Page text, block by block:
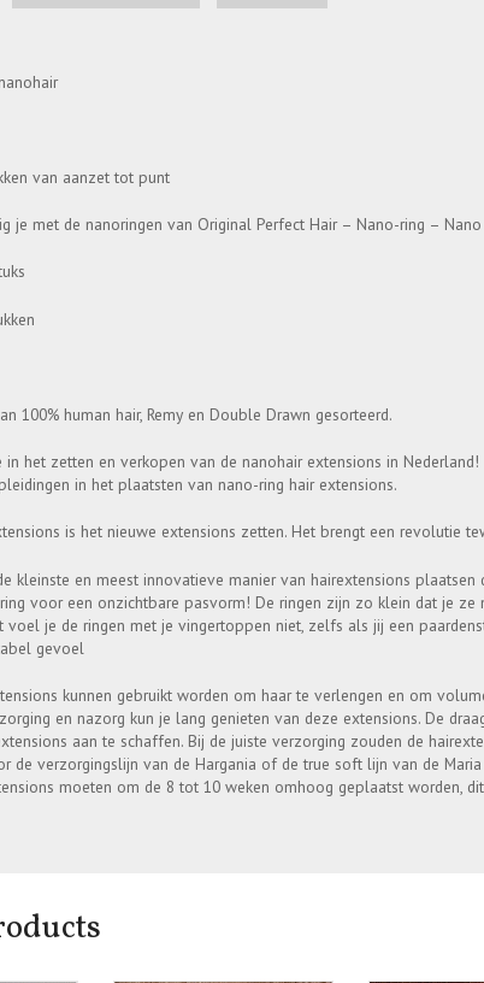
van aanzet tot punt
je met de nanoringen van Original Perfect Hair – Nano-ring – Nano
100% human hair, Remy en Double Drawn gesorteerd.
in het zetten en verkopen van de nanohair extensions in Nederland!
in het plaatsten van nano-ring hair extensions.
is het nieuwe extensions zetten. Het brengt een revolutie
kleinste en meest innovatieve manier van hairextensions plaatsen
voor een onzichtbare pasvorm! De ringen zijn zo klein dat je
voel je de ringen met je vingertoppen niet, zelfs als jij een
gevoel
kunnen gebruikt worden om haar te verlengen en om
en nazorg kun je lang genieten van deze extensions. De
aan te schaffen. Bij de juiste verzorging zouden de
de verzorgingslijn van de Hargania of de true soft lijn van de
moeten om de 8 tot 10 weken omhoog geplaatst worden,